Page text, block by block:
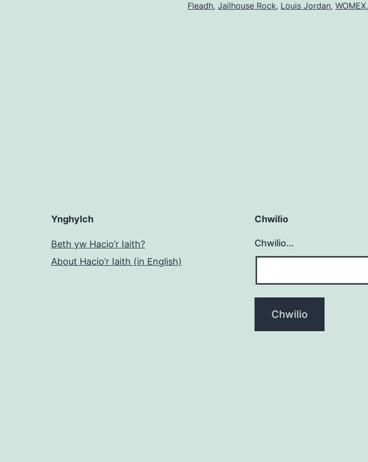
Fleadh, Jailhouse Rock, Louis Jordan, WOMEX,
Ynghylch
Beth yw Hacio’r Iaith?
About Hacio’r Iaith (in English)
Chwilio
Chwilio…